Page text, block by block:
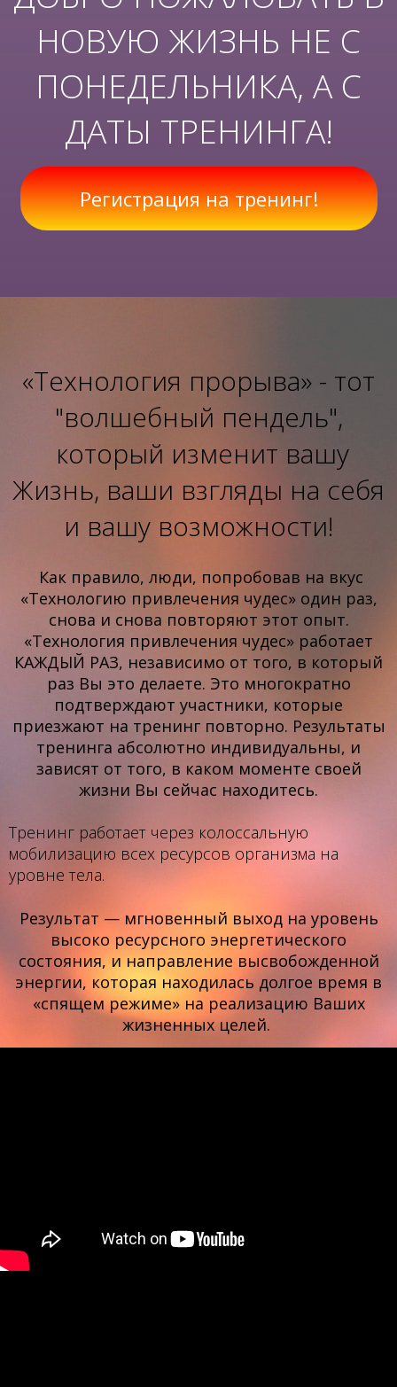
НОВУЮ ЖИЗНЬ НЕ С
ПОНЕДЕЛЬНИКА, А С
ДАТЫ ТРЕНИНГА!
Регистрация на тренинг!
«Технология прорыва» - тот
"волшебный пендель",
который изменит вашу
Жизнь, ваши взгляды на себя
и вашу возможности!
Как правило, люди, попробовав на вкус
«Технологию привлечения чудес» один раз,
снова и снова повторяют этот опыт.
«Технология привлечения чудес» работает
КАЖДЫЙ РАЗ, независимо от того, в который
раз Вы это делаете. Это многократно
подтверждают участники, которые
приезжают на тренинг повторно. Результаты
тренинга абсолютно индивидуальны, и
зависят от того, в каком моменте своей
жизни Вы сейчас находитесь.
Тренинг работает через колоссальную
мобилизацию всех ресурсов организма на
уровне тела.
Результат — мгновенный выход на уровень
высоко ресурсного энергетического
состояния, и направление высвобожденной
энергии, которая находилась долгое время в
«спящем режиме» на реализацию Ваших
жизненных целей.